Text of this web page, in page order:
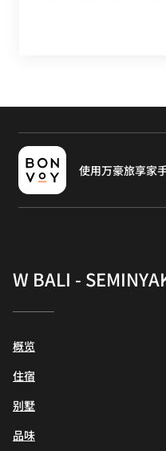
使用万豪旅享家
W BALI -
概览
住宿
别墅
品味